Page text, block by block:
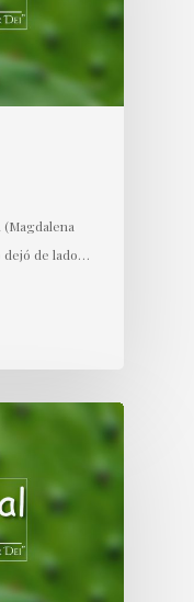
(Magdalena
dejó de lado…